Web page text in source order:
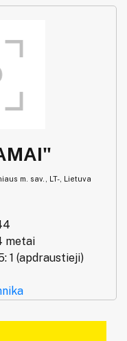
m. sav., LT-, Lietuva
metai
1 (apdraustieji)